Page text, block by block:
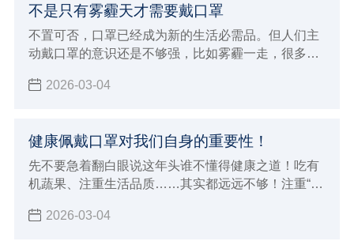
不是只有雾霾天才需要戴口罩
不置可否，口罩已经成为新的生活必需品。但人们主
动戴口罩的意识还是不够强，比如雾霾一走，很多人
一些场合需要我们戴好口罩，保护自己。
2026-03-04
健康佩戴口罩对我们自身的重要性！
先不要急着翻白眼说这年头谁不懂得健康之道！吃有
机蔬果、注重生活品质……其实都远远不够！注重“内
知道，不是躲在屋里不出来就能躲过雾霾这一劫的。
2026-03-04